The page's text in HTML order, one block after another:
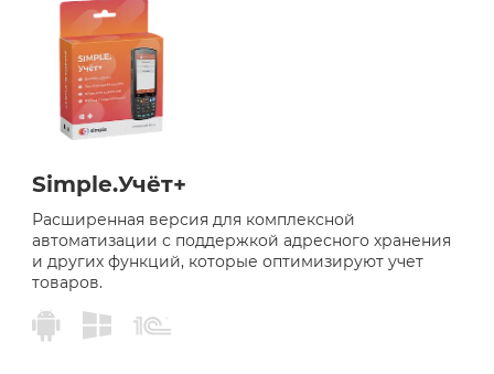
Simple.Учёт+
Расширенная версия для комплексной
автоматизации с поддержкой адресного хранения
и других функций, которые оптимизируют учет
товаров.